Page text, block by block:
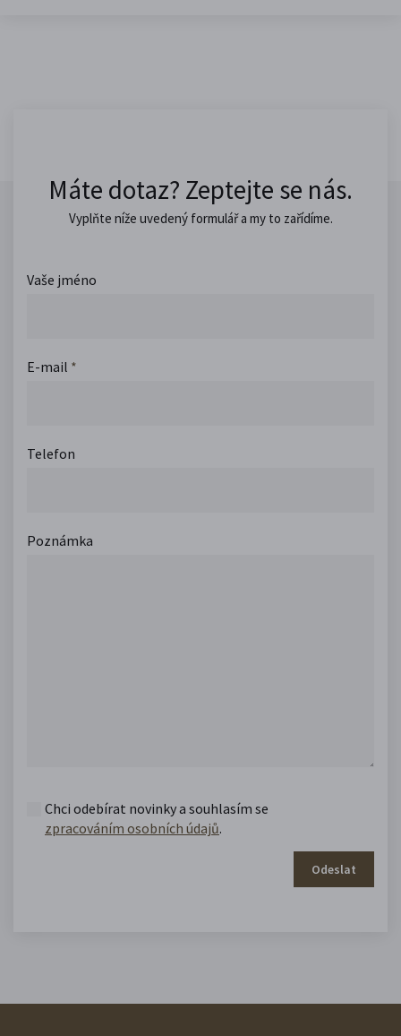
Máte dotaz? Zeptejte se nás.
Vyplňte níže uvedený formulář a my to zařídíme.
Vaše jméno
E-mail *
Telefon
Poznámka
Chci odebírat novinky a souhlasím se
zpracováním osobních údajů.
Odeslat